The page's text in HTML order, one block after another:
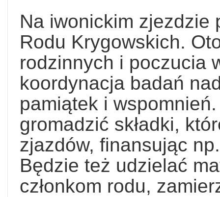
Na iwonickim zjezdzie
Rodu Krygowskich.
rodzinnych i poczucia
koordynacja badań
pamiątek i
gromadzić składki,
zjazdów, finansując
Będzie też udzielać
członkom rodu,